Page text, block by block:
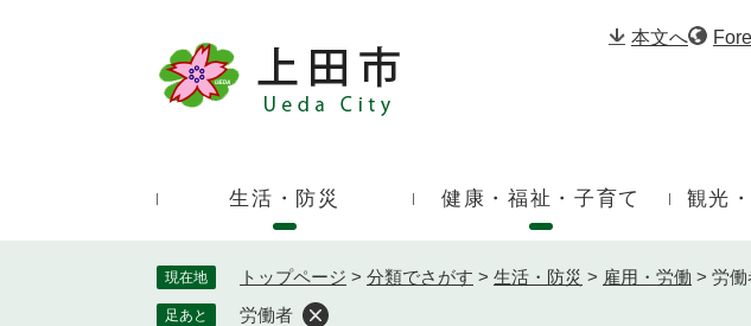
。
本文へ
ド
生活・防災 健康・福祉・子育て 観光
現在地 トップページ > 分類でさがす > 生活・防災 > 雇用・労働 > 労働
足あと 労働者